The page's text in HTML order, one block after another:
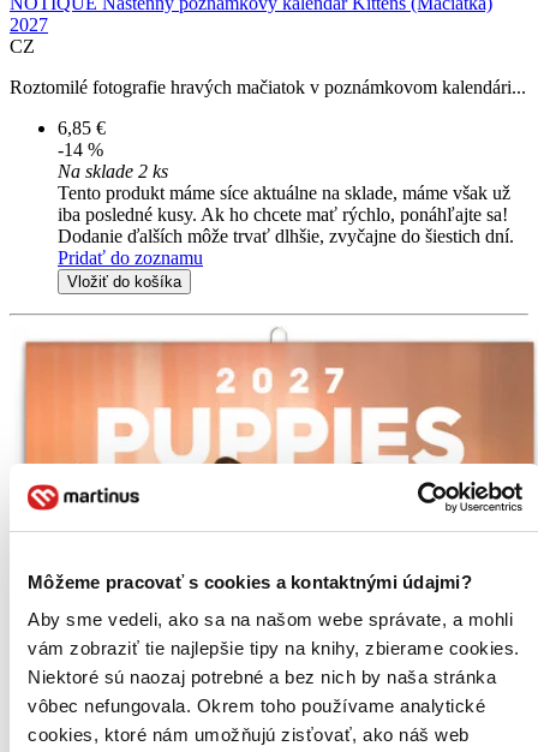
Môžeme pracovať s cookies a kontaktnými údajmi?
Aby sme vedeli, ako sa na našom webe správate, a mohli
vám zobraziť tie najlepšie tipy na knihy, zbierame cookies.
Niektoré sú naozaj potrebné a bez nich by naša stránka
vôbec nefungovala. Okrem toho používame analytické
cookies, ktoré nám umožňujú zisťovať, ako náš web
2027
CZ
Roztomilé fotografie hravých mačiatok v poznámkovom kalendári...
6,85 €
-14 %
Na sklade 2 ks
Tento produkt máme síce aktuálne na sklade, máme však už
iba posledné kusy. Ak ho chcete mať rýchlo, ponáhľajte sa!
Dodanie ďalších môže trvať dlhšie, zvyčajne do šiestich dní.
Pridať do zoznamu
Vložiť do košíka